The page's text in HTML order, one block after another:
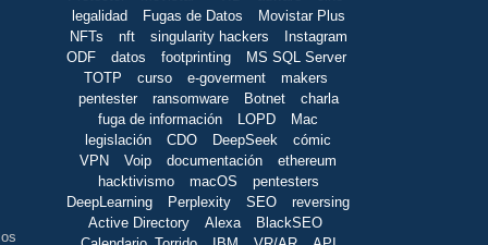
legalidad
Fugas de Datos
Movistar Plus
NFTs
nft singularity hackers
Instagram
ODF
datos footprinting
MS SQL Server
TOTP
curso e-goverment
makers
pentester
ransomware Botnet
charla
fuga de información
LOPD
Mac
legislación
CDO DeepSeek
cómic
VPN
Voip documentación
ethereum
hacktivismo
macOS
pentesters
DeepLearning
Perplexity SEO
reversing
Active Directory
Alexa
BlackSEO